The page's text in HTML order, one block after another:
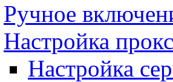
Ручное
Настройка
Настройка